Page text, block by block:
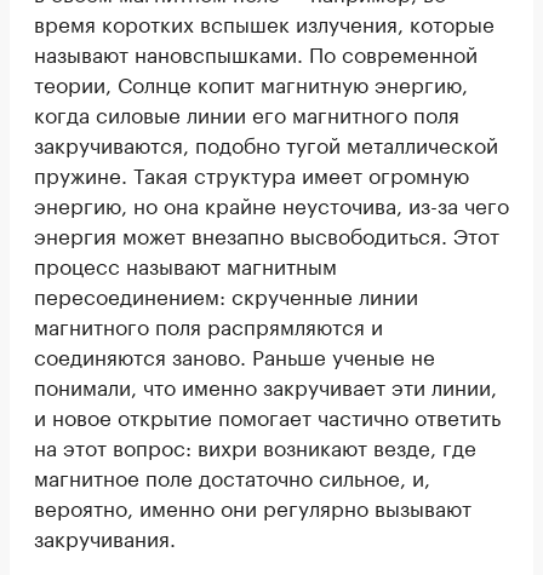
время коротких вспышек излучения, которые
называют нановспышками. По современной
теории, Солнце копит магнитную энергию,
когда силовые линии его магнитного поля
закручиваются, подобно тугой металлической
пружине. Такая структура имеет огромную
энергию, но она крайне неусточива, из-за чего
энергия может внезапно высвободиться. Этот
процесс называют магнитным
пересоединением: скрученные линии
магнитного поля распрямляются и
соединяются заново. Раньше ученые не
понимали, что именно закручивает эти линии,
и новое открытие помогает частично ответить
на этот вопрос: вихри возникают везде, где
магнитное поле достаточно сильное, и,
вероятно, именно они регулярно вызывают
закручивания.